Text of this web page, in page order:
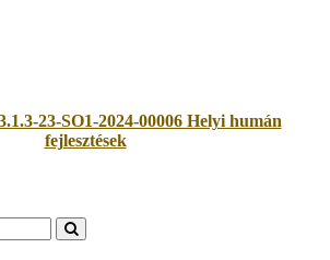
23-SO1-2024-00006 Helyi humán
fejlesztések